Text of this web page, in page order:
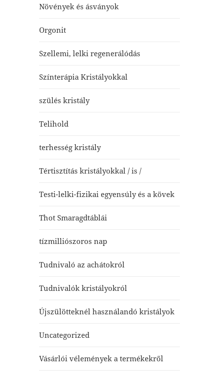
Növények és ásványok
Orgonit
Szellemi, lelki regenerálódás
Színterápia Kristályokkal
szülés kristály
Telihold
terhesség kristály
Tértisztítás kristályokkal / is /
Testi-lelki-fizikai egyensúly és a kövek
Thot Smaragdtáblái
tízmilliószoros nap
Tudnivaló az achátokról
Tudnivalók kristályokról
Újszülötteknél használandó kristályok
Uncategorized
Vásárlói vélemények a termékekről